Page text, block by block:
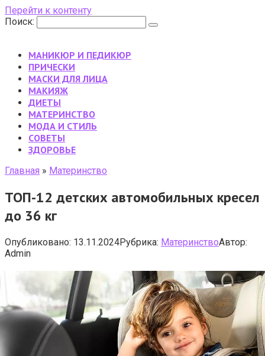
Перейти к контенту
Поиск:
МАНИКЮР И ПЕДИКЮР
ПРИЧЕСКИ
МАСКИ ДЛЯ ЛИЦА
МАКИЯЖ
ДИЕТЫ
МАТЕРИНСТВО
МОДА И СТИЛЬ
CОВЕТЫ
ЗДОРОВЬЕ
Главная » Материнство
ТОП-12 детских автомобильных кресел
до 36 кг
Опубликовано: 13.11.2024Рубрика: МатеринствоАвтор:
Admin